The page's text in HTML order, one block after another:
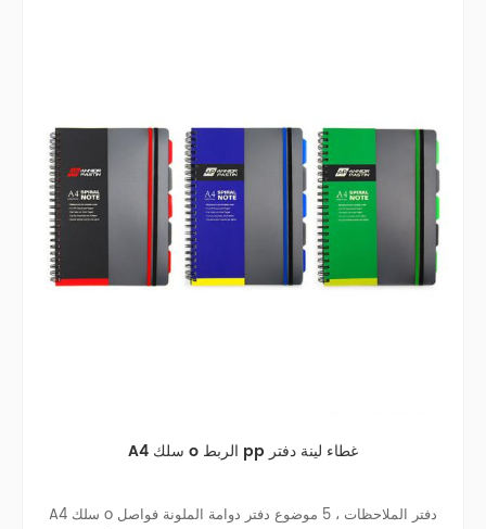
A4 سلك o الربط pp غطاء لينة دفتر
A4 سلك o دفتر الملاحظات ، 5 موضوع دفتر دوامة الملونة فواصل